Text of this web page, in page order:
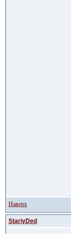
Наверх
StariyDed